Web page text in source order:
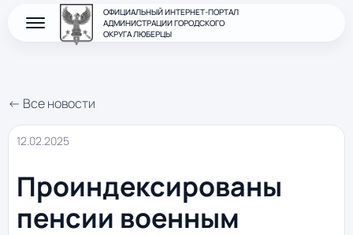
ОФИЦИАЛЬНЫЙ ИНТЕРНЕТ-ПОРТАЛ
АДМИНИСТРАЦИИ ГОРОДСКОГО
ОКРУГА ЛЮБЕРЦЫ
← Все новости
12.02.2025
Проиндексированы
пенсии военным